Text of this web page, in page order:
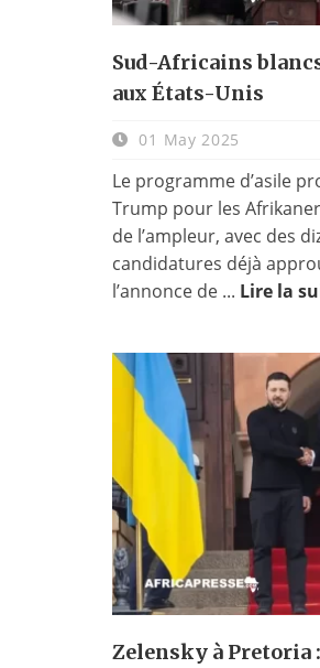
Sud-Africains
aux États-Unis
01 May 2025
Le programme d’asile
Trump pour les
de l’ampleur, avec des
candidatures déjà
l’annonce de ... Lire la
Zelensky à Pretoria